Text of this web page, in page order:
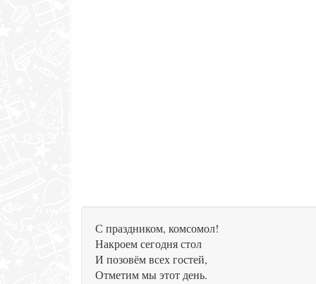
С праздником, комсомол!
Накроем сегодня стол
И позовём всех гостей,
Отметим мы этот день.